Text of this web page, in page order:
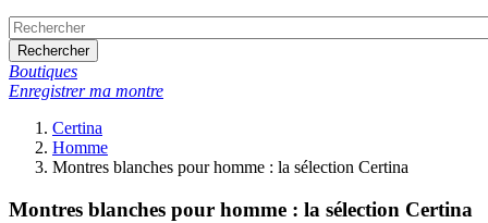
Rechercher
Boutiques
Enregistrer ma montre
Certina
Homme
Montres blanches pour homme : la sélection Certina
Montres blanches pour homme : la sélection Certina